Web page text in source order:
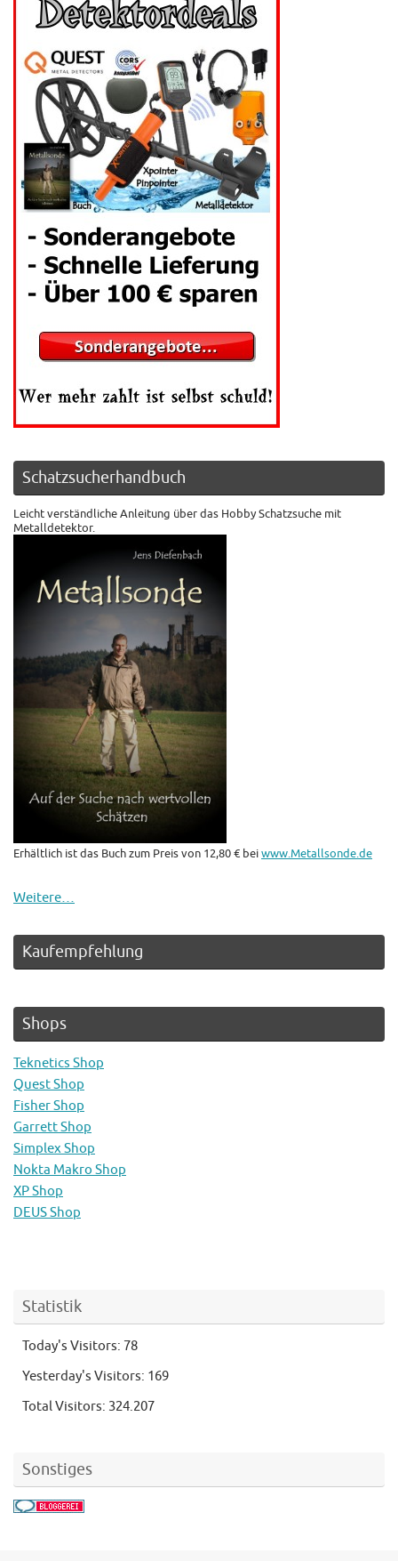
Schatzsucherhandbuch
Leicht verständliche Anleitung über das Hobby Schatzsuche mit
Metalldetektor.
Erhältlich ist das Buch zum Preis von 12,80 € beiwww.Metallsonde.de
Weitere…
Kaufempfehlung
Shops
Teknetics Shop
Quest Shop
Fisher Shop
Garrett Shop
Simplex Shop
Nokta Makro Shop
XP Shop
DEUS Shop
Statistik
Today's Visitors: 78
Yesterday's Visitors: 169
Total Visitors: 324.207
Sonstiges